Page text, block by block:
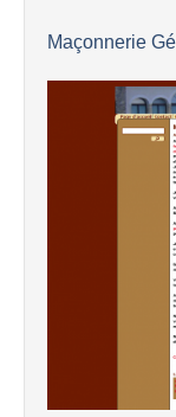
Maçonnerie